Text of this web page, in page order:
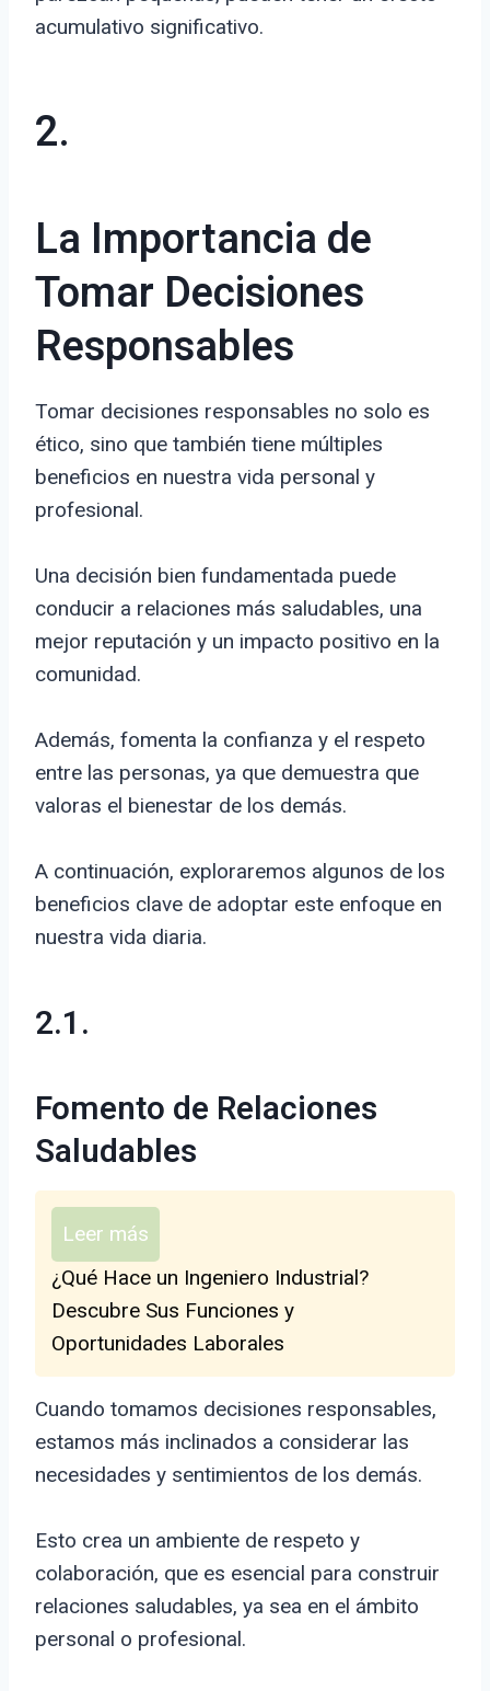
acumulativo significativo.
2.
La Importancia de
Tomar Decisiones
Responsables
Tomar decisiones responsables no solo es
ético, sino que también tiene múltiples
beneficios en nuestra vida personal y
profesional.
Una decisión bien fundamentada puede
conducir a relaciones más saludables, una
mejor reputación y un impacto positivo en la
comunidad.
Además, fomenta la confianza y el respeto
entre las personas, ya que demuestra que
valoras el bienestar de los demás.
A continuación, exploraremos algunos de los
beneficios clave de adoptar este enfoque en
nuestra vida diaria.
2.1.
Fomento de Relaciones
Saludables
Leer más
¿Qué Hace un Ingeniero Industrial?
Descubre Sus Funciones y
Oportunidades Laborales
Cuando tomamos decisiones responsables,
estamos más inclinados a considerar las
necesidades y sentimientos de los demás.
Esto crea un ambiente de respeto y
colaboración, que es esencial para construir
relaciones saludables, ya sea en el ámbito
personal o profesional.